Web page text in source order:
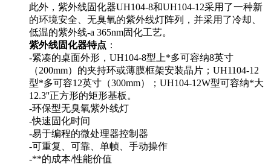
此外，紫外线固化器UH104-8和UH104-12采用了一种新
的环境安全、无臭氧的紫外线灯阵列，并采用了冷却、
低温的紫外线-a 365nm固化工艺。
紫外线固化器特点 ：
-紧凑的桌面外形，UH104-8型上*多可容纳8英寸
（200mm）的夹持环或薄膜框架安装晶片；UH1104-12
型*多可容12英寸（300mm）；UH104-12W型可容纳*大
12.3''正方形的矩形基板。
-环保型无臭氧紫外线灯
-快速固化时间
-易于编程的微处理器控制器
-可重复、可靠、单帧、手动操作
-**的成本/性能价值